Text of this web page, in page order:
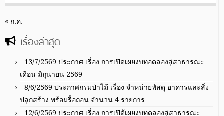
« ก.ค.
เรื่องล่าสุด
13/7/2569 ประกาศ เรื่อง การเปิดเผยงบทอดลองสู่สาธารณะ
เดือน มิถุนายน 2569
8/6/2569 ประกาศกรมป่าไม้ เรื่อง จำหน่ายพัสดุ อาคารและสิ่ง
ปลูกสร้าง พร้อมรื้อถอน จำนวน 4 รายการ
12/6/2569 ประกาศ เรื่อง การเปิด้เผยงบทดลองสู่สาธารณะ